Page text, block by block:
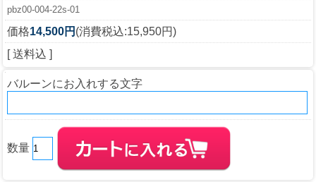
pbz00-004-22s-01
価格14,500円 (消費税込:15,950円)
[ 送料込 ]
バルーンにお入れする文字
数量